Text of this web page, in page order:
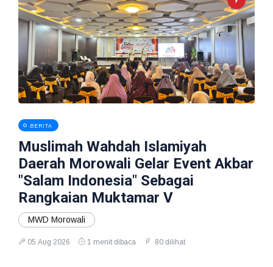
BERITA
Muslimah Wahdah Islamiyah
Daerah Morowali Gelar Event Akbar
"Salam Indonesia" Sebagai
Rangkaian Muktamar V
MWD Morowali
05 Aug 2026 1 menit dibaca 80 dilihat